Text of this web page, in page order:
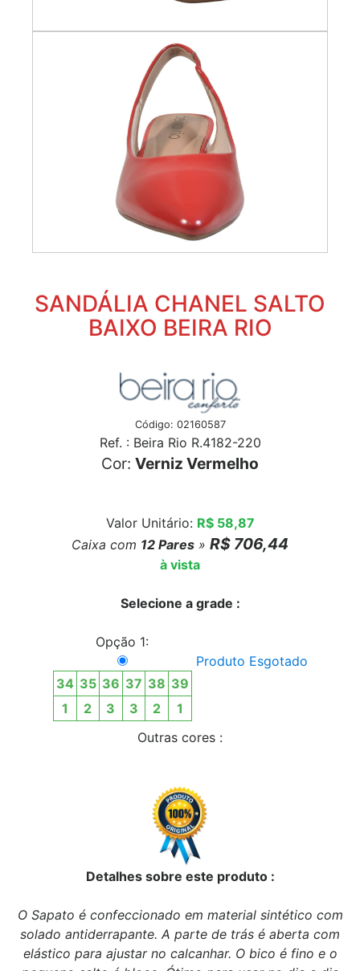
SANDÁLIA CHANEL SALTO
BAIXO BEIRA RIO
Código: 02160587
Ref. : Beira Rio R.4182-220
Cor: Verniz Vermelho
Valor Unitário: R$ 58,87
Caixa com 12 Pares » R$ 706,44
à vista
Selecione a grade :
Opção 1:
34 35 36 37 38 39
1
2 3 3 2 1
Produto Esgotado
Outras cores :
Detalhes sobre este produto :
O Sapato é confeccionado em material sintético com
solado antiderrapante. A parte de trás é aberta com
elástico para ajustar no calcanhar. O bico é fino e o